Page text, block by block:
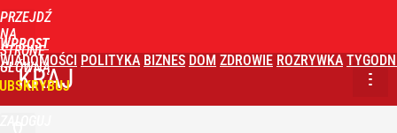
PRZEJDŹ
NA
STRONĘ
GŁÓWNĄ
WPROST
WIADOMOŚCI POLITYKA BIZNES DOM ZDROWIE ROZRYWKA
KRAJ